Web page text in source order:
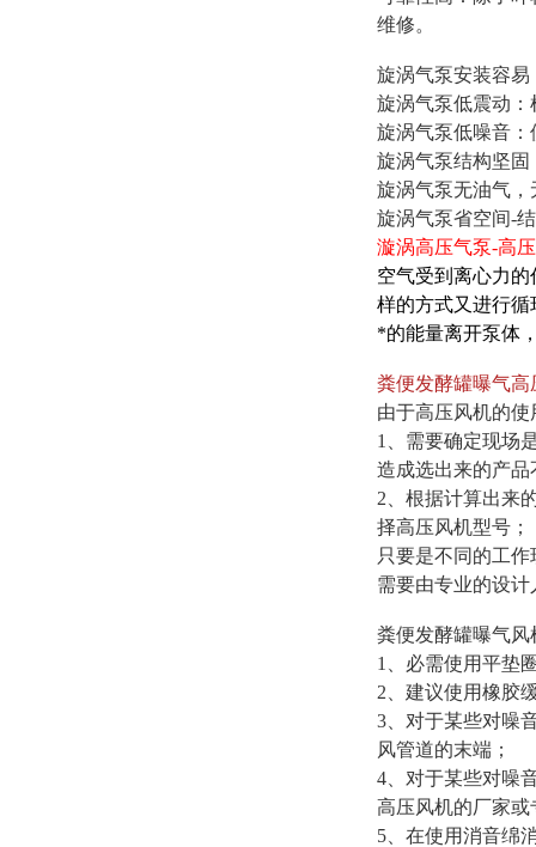
维修。
旋涡气泵安装容易
旋涡气泵低震动：
旋涡气泵低噪音：
旋涡气泵结构坚固
旋涡气泵无油气，
旋涡气泵省空间-
漩涡高压气泵-高
空气受到离心力
样的方式又进行
*的能量离开泵体
粪便发酵罐曝气高
由于高压风机的
1、需要确定现场
造成选出来的产品
2、根据计算出来
择高压风机型号；
只要是不同的工
需要由专业的设
粪便发酵罐曝气风
1、必需使用平垫
2、建议使用橡胶
3、对于某些对噪
风管道的末端；
4、对于某些对噪
高压风机的厂家
5、在使用消音绵